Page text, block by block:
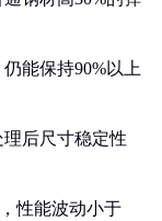
能保持90%以上
后尺寸稳定性
性能波动小于